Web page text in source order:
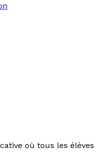
où tous les élèves